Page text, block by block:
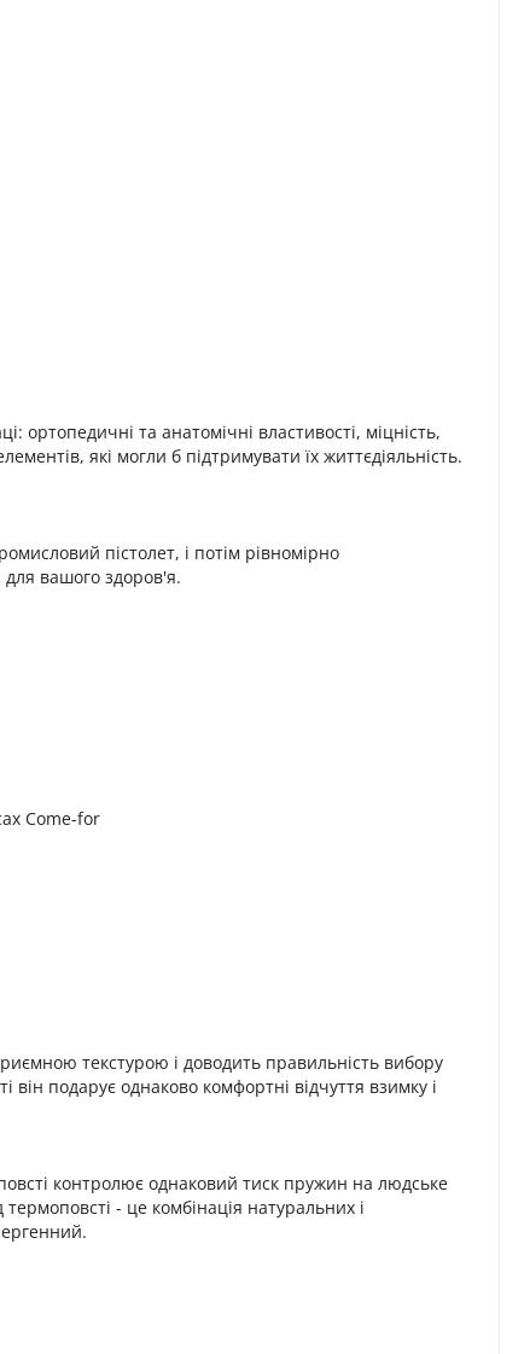
ортопедичні та анатомічні властивості, міцність,
які могли б підтримувати їх життєдіяльність.
пістолет, і потім рівномірно
вашого здоров'я.
Come-for
текстурою і доводить правильність вибору
подарує однаково комфортні відчуття взимку і
контролює однаковий тиск пружин на людське
- це комбінація натуральних і